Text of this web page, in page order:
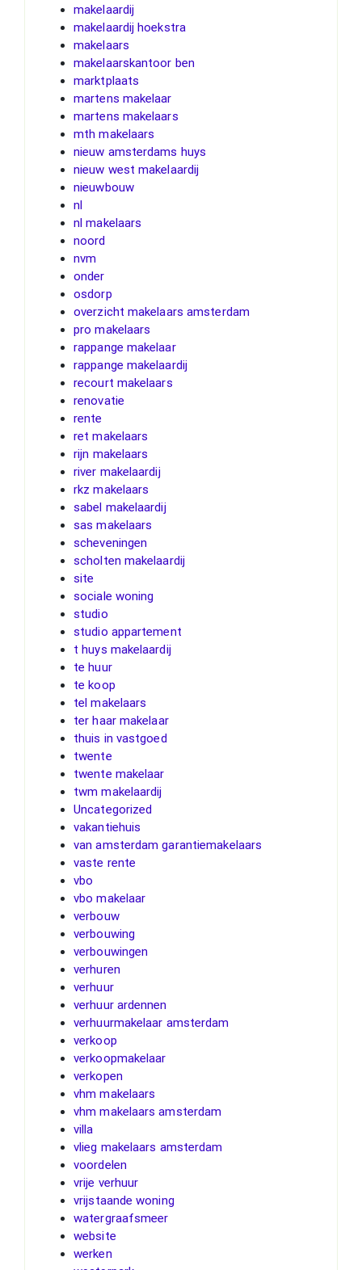
makelaardij
makelaardij hoekstra
makelaars
makelaarskantoor ben
marktplaats
martens makelaar
martens makelaars
mth makelaars
nieuw amsterdams huys
nieuw west makelaardij
nieuwbouw
nl
nl makelaars
noord
nvm
onder
osdorp
overzicht makelaars amsterdam
pro makelaars
rappange makelaar
rappange makelaardij
recourt makelaars
renovatie
rente
ret makelaars
rijn makelaars
river makelaardij
rkz makelaars
sabel makelaardij
sas makelaars
scheveningen
scholten makelaardij
site
sociale woning
studio
studio appartement
t huys makelaardij
te huur
te koop
tel makelaars
ter haar makelaar
thuis in vastgoed
twente
twente makelaar
twm makelaardij
Uncategorized
vakantiehuis
van amsterdam garantiemakelaars
vaste rente
vbo
vbo makelaar
verbouw
verbouwing
verbouwingen
verhuren
verhuur
verhuur ardennen
verhuurmakelaar amsterdam
verkoop
verkoopmakelaar
verkopen
vhm makelaars
vhm makelaars amsterdam
villa
vlieg makelaars amsterdam
voordelen
vrije verhuur
vrijstaande woning
watergraafsmeer
website
werken